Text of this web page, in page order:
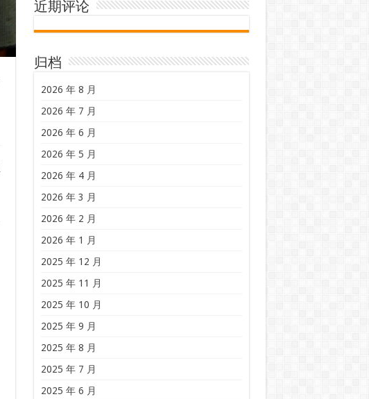
近期评论
归档
2026 年 8 月
2026 年 7 月
2026 年 6 月
2026 年 5 月
2026 年 4 月
2026 年 3 月
2026 年 2 月
2026 年 1 月
2025 年 12 月
2025 年 11 月
2025 年 10 月
2025 年 9 月
2025 年 8 月
2025 年 7 月
2025 年 6 月